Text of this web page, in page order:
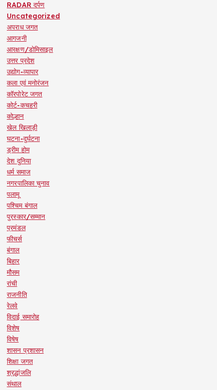
RADAR दर्पण
Uncategorized
अपराध जगत
आगजनी
आरक्षण/डोमिसाइल
उत्तर प्रदेश
उद्योग-व्यापार
कला एवं मनोरंजन
कॉरपोरेट जगत
कोर्ट-कचहरी
कोल्हान
खेल खिलाड़ी
घटना-दुर्घटना
ड्रीम होम
देश दुनिया
धर्म समाज
नगरपालिका चुनाव
पलामू
पश्चिम बंगाल
पुरस्कार/सम्मान
प्रमंडल
फीचर्स
बंगाल
बिहार
मौसम
रांची
राजनीति
रेलवे
विदाई समारोह
विशेष
विषेष
शासन प्रशासन
शिक्षा जगत
श्रद्धांजलि
संथाल